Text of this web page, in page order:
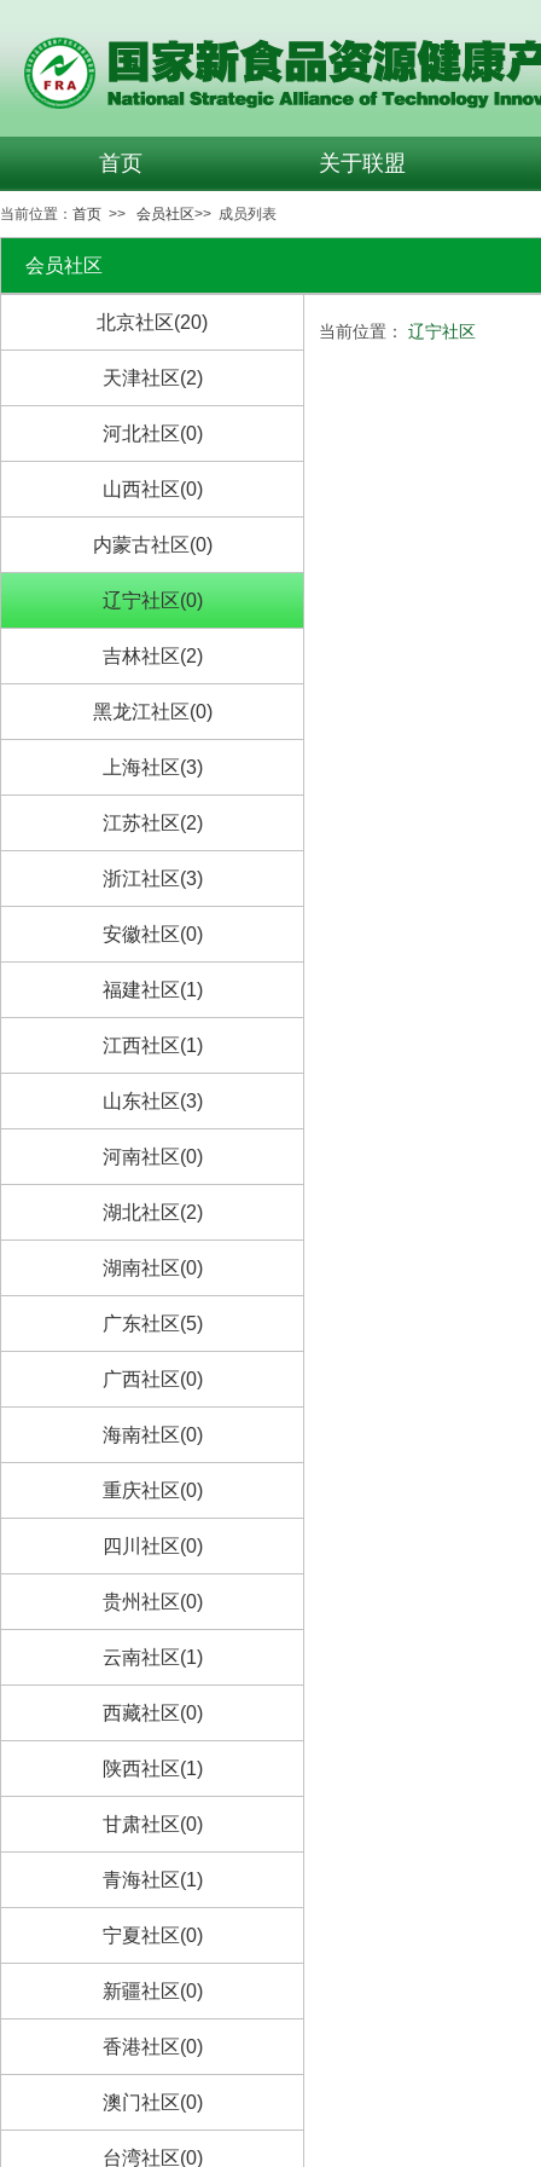
首页 关于联盟
当前位置： 首页 >> 会员社区>> 成员列表
会员社区
北京社区(20)
天津社区(2)
河北社区(0)
山西社区(0)
内蒙古社区(0)
辽宁社区(0)
吉林社区(2)
黑龙江社区(0)
上海社区(3)
江苏社区(2)
浙江社区(3)
安徽社区(0)
福建社区(1)
江西社区(1)
山东社区(3)
河南社区(0)
湖北社区(2)
湖南社区(0)
广东社区(5)
广西社区(0)
海南社区(0)
重庆社区(0)
四川社区(0)
贵州社区(0)
云南社区(1)
西藏社区(0)
陕西社区(1)
甘肃社区(0)
青海社区(1)
宁夏社区(0)
新疆社区(0)
香港社区(0)
澳门社区(0)
台湾社区(0)
当前位置： 辽宁社区